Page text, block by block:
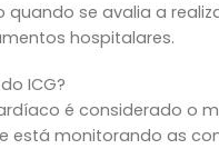
se avalia a
hospitalares.
ICG?
é considerado o
está monitorando as